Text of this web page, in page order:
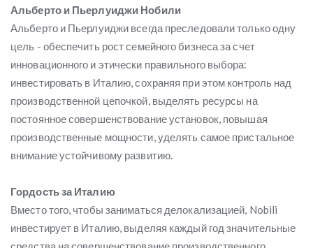
Альберто и Пьерлуиджи Нобили
Альберто и Пьерлуиджи всегда преследовали только одну
цель - обеспечить рост семейного бизнеса за счет
инновационного и этически правильного выбора:
инвестировать в Италию, сохраняя при этом контроль над
производственной цепочкой, выделять ресурсы на
постоянное совершенствование установок, повышая
производственные мощности, уделять самое пристальное
внимание устойчивому развитию.
Гордость за Италию
Вместо того, чтобы заниматься делокализацией, Nobili
инвестирует в Италию, выделяя каждый год значительные